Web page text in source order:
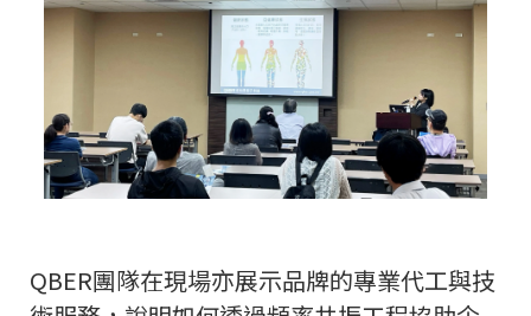
QBER團隊在現場亦展示品牌的專業代工與技